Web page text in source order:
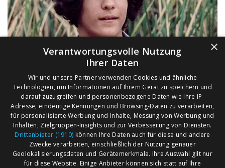
×
Verantwortungsvolle Nutzung
Ihrer Daten
Wir und unsere Partner verwenden Cookies und ähnliche
Technologien, um Informationen auf Ihrem Gerät zu speichern und
darauf zuzugreifen und personenbezogene Daten wie Ihre IP-
Adresse, eindeutige Kennungen und Browsing-Daten zu verarbeiten,
für personalisierte Werbung und Inhalte, Messung von Werbung und
Inhalten, Zielgruppen-Insights und zur Verbesserung von Diensten.
Drittanbieter (1910) können Ihre Daten auch für diese und andere
Zwecke verarbeiten, einschließlich der Nutzung genauer
Geolokalisierungsdaten und Gerätemerkmale. Ihre Auswahl gilt nur
für diese Website. Einige Anbieter können sich statt auf Ihre